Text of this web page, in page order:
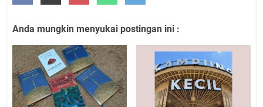
Anda mungkin menyukai postingan ini :